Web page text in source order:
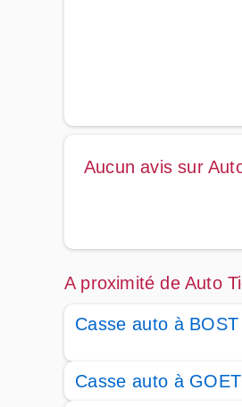
Aucun avis sur
A proximité de Auto
Casse auto à BOST
Casse auto à